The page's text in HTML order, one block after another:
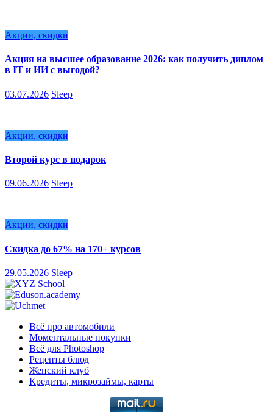
Акции, скидки
Акция на высшее образование 2026: как получить диплом
в IT и ИИ с выгодой?
03.07.2026 Sleep
Акции, скидки
Второй курс в подарок
09.06.2026 Sleep
Акции, скидки
Скидка до 67% на 170+ курсов
29.05.2026 Sleep
Всё про автомобили
Моментальные покупки
Всё для Photoshop
Рецепты блюд
Женский клуб
Кредиты, микрозаймы, карты